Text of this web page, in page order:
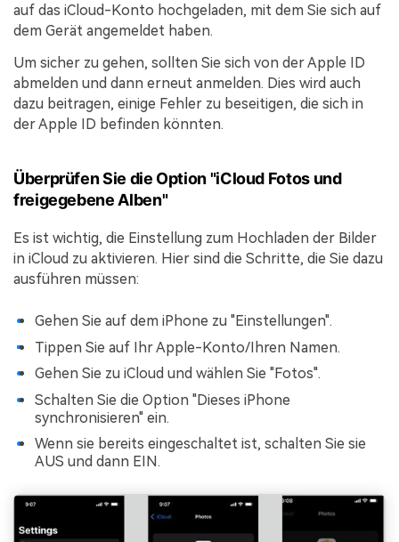
auf das iCloud-Konto hochgeladen, mit dem Sie sich auf
dem Gerät angemeldet haben.
Um sicher zu gehen, sollten Sie sich von der Apple ID
abmelden und dann erneut anmelden. Dies wird auch
dazu beitragen, einige Fehler zu beseitigen, die sich in
der Apple ID befinden könnten.
Überprüfen Sie die Option "iCloud Fotos und
freigegebene Alben"
Es ist wichtig, die Einstellung zum Hochladen der Bilder
in iCloud zu aktivieren. Hier sind die Schritte, die Sie dazu
ausführen müssen:
Gehen Sie auf dem iPhone zu "Einstellungen".
Tippen Sie auf Ihr Apple-Konto/Ihren Namen.
Gehen Sie zu iCloud und wählen Sie "Fotos".
Schalten Sie die Option "Dieses iPhone
synchronisieren" ein.
Wenn sie bereits eingeschaltet ist, schalten Sie sie
AUS und dann EIN.